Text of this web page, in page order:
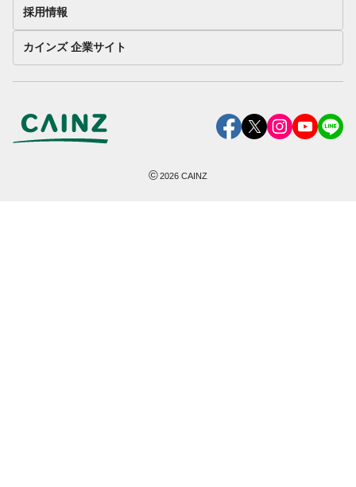
採用情報
カインズ 企業サイト
©2026 CAINZ